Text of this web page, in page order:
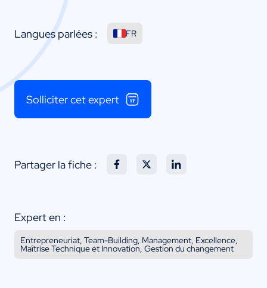
Langues parlées : FR
Solliciter cet expert
Partager la fiche :
Expert en :
Entrepreneuriat, Team-Building, Management, Excellence,
Maîtrise Technique et Innovation, Gestion du changement